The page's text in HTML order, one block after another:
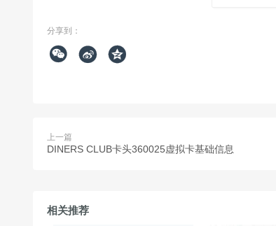
分享到：
  
上一篇
DINERS CLUB卡头360025虚拟卡基础信息
相关推荐